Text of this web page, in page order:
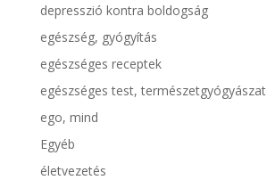
depresszió kontra boldogság
egészség, gyógyítás
egészséges receptek
egészséges test, természetgyógyászat
ego, mind
Egyéb
életvezetés